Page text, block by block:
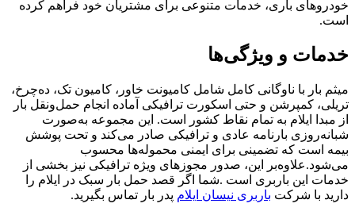
خودروهای باری، خدمات متنوعی برای مشتریان خود فراهم کرده
است.
خدمات و ویژگی‌ها
میثم بار با ناوگانی کامل شامل کامیونت خاور، کامیون تک، ده‌چرخ،
تریلی، کمپرشن و حتی اسکورت ترافیکی آماده انجام حمل‌ونقل بار
از مبدا ایلام به تمام نقاط کشور است. این مجموعه به‌صورت
شبانه‌روزی بارنامه عادی و ترافیکی صادر می‌کند و تحت پوشش
بیمه است که تضمینی برای ایمنی محموله‌ها محسوب
می‌شود.علاوه‌بر این، صدور مجوزهای ویژه ترافیکی نیز بخشی از
خدمات این باربری است .شما اگر قصد حمل بار سبک در ایلام را
دارید با شرکت باربری نیسان ایلام پدر بار تماس بگیرید.